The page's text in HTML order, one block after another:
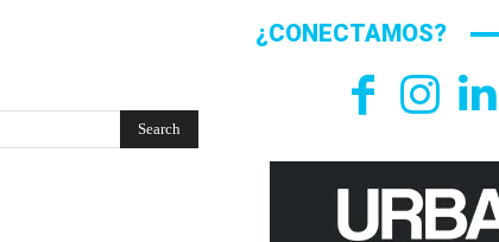
Search
¿CONECTAMOS?